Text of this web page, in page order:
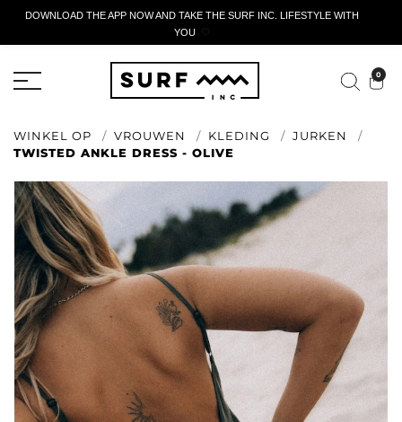
DOWNLOAD THE APP NOW AND TAKE THE SURF INC. LIFESTYLE WITH
YOU🤍
0
WINKEL OP VROUWEN KLEDING
JURKEN
TWISTED ANKLE DRESS - OLIVE
ACTIEF AANGIFTEFORMULIER